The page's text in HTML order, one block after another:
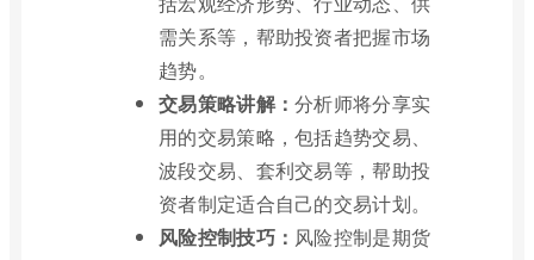
需关系等，帮助投资者把握市场
趋势。
交易策略讲解：分析师将分享实
用的交易策略，包括趋势交易、
波段交易、套利交易等，帮助投
资者制定适合自己的交易计划。
风险控制技巧： 风险控制是期货